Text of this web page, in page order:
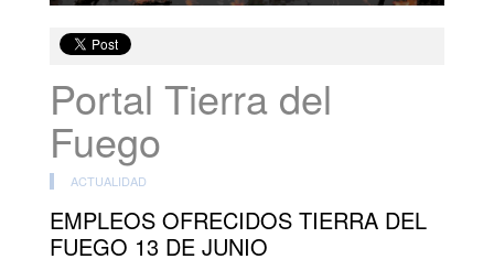
Portal Tierra del
Fuego
ACTUALIDAD
EMPLEOS OFRECIDOS TIERRA DEL
FUEGO 13 DE JUNIO